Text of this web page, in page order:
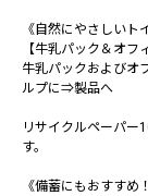
《自然にやさしいト
【牛乳パック＆オフ
牛乳パックおよび
ルプに⇒製品へ
リサイクルペーパー
す。
《備蓄にもおすすめ